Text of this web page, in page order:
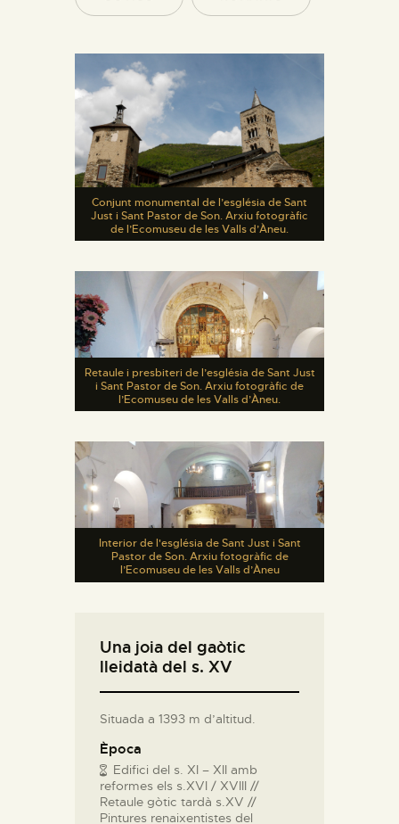
Conjunt monumental de l’església de Sant
Just i Sant Pastor de Son. Arxiu fotogràfic
de l’Ecomuseu de les Valls d’Àneu.
Retaule i presbiteri de l’església de Sant Just
i Sant Pastor de Son. Arxiu fotogràfic de
l’Ecomuseu de les Valls d’Àneu.
Interior de l'església de Sant Just i Sant
Pastor de Son. Arxiu fotogràfic de
l’Ecomuseu de les Valls d’Àneu
Una joia del gaòtic
lleidatà del s. XV
Situada a 1393 m d’altitud.
Època
Edifici del s. XI – XII amb
reformes els s.XVI / XVIII //
Retaule gòtic tardà s.XV //
Pintures renaixentistes del